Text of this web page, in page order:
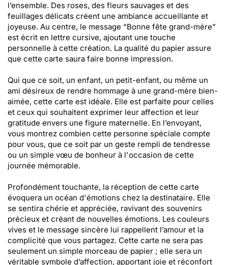
l’ensemble. Des roses, des fleurs sauvages et des
feuillages délicats créent une ambiance accueillante et
joyeuse. Au centre, le message “Bonne fête grand-mère”
est écrit en lettre cursive, ajoutant une touche
personnelle à cette création. La qualité du papier assure
que cette carte saura faire bonne impression.
Qui que ce soit, un enfant, un petit-enfant, ou même un
ami désireux de rendre hommage à une grand-mère bien-
aimée, cette carte est idéale. Elle est parfaite pour celles
et ceux qui souhaitent exprimer leur affection et leur
gratitude envers une figure maternelle. En l’envoyant,
vous montrez combien cette personne spéciale compte
pour vous, que ce soit par un geste rempli de tendresse
ou un simple vœu de bonheur à l'occasion de cette
journée mémorable.
Profondément touchante, la réception de cette carte
évoquera un océan d'émotions chez la destinataire. Elle
se sentira chérie et appréciée, ravivant des souvenirs
précieux et créant de nouvelles émotions. Les couleurs
vives et le message sincère lui rappellent l’amour et la
complicité que vous partagez. Cette carte ne sera pas
seulement un simple morceau de papier ; elle sera un
véritable symbole d’affection, apportant joie et réconfort